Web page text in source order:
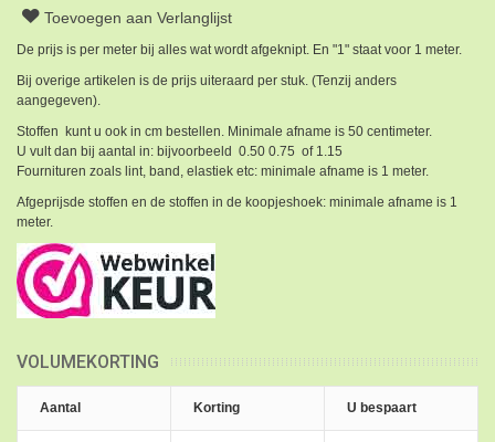
Toevoegen aan Verlanglijst
De prijs is per meter bij alles wat wordt afgeknipt. En "1" staat voor 1 meter.
Bij overige artikelen is de prijs uiteraard per stuk. (Tenzij anders
aangegeven).
Stoffen kunt u ook in cm bestellen. Minimale afname is 50 centimeter.
U vult dan bij aantal in: bijvoorbeeld 0.50 0.75 of 1.15
Fournituren zoals lint, band, elastiek etc: minimale afname is 1 meter.
Afgeprijsde stoffen en de stoffen in de koopjeshoek: minimale afname is 1
meter.
VOLUMEKORTING
Aantal Korting U bespaart